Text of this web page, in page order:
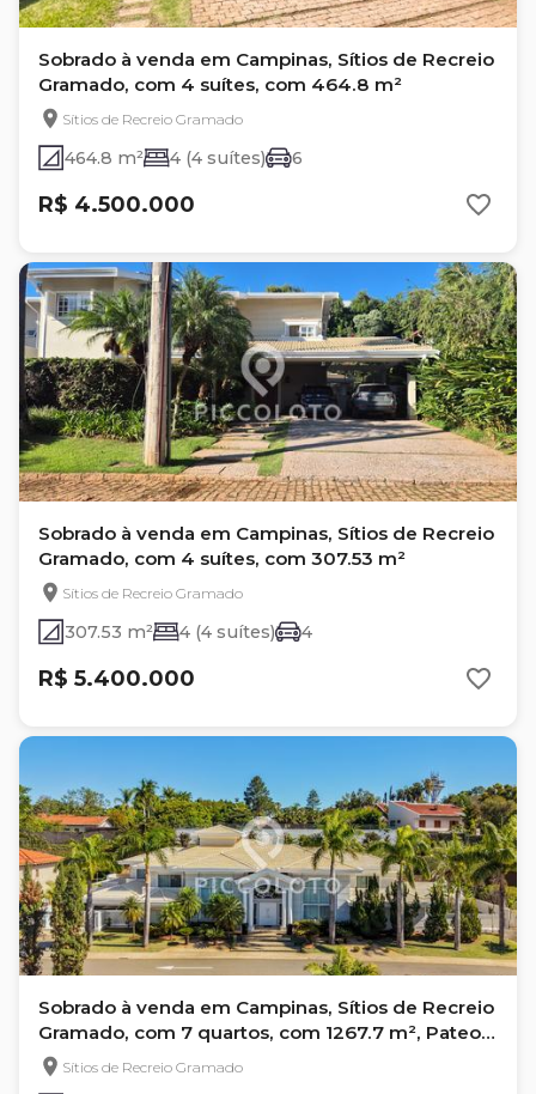
Sobrado à venda em Campinas, Sítios de Recreio
Gramado, com 4 suítes, com 464.8 m²
Sítios de Recreio Gramado
464.8 m² 4 (4 suítes) 6
R$ 4.500.000
Sobrado à venda em Campinas, Sítios de Recreio
Gramado, com 4 suítes, com 307.53 m²
Sítios de Recreio Gramado
307.53 m² 4 (4 suítes) 4
R$ 5.400.000
Sobrado à venda em Campinas, Sítios de Recreio
Gramado, com 7 quartos, com 1267.7 m², Pateo
Santa Fé
Sítios de Recreio Gramado